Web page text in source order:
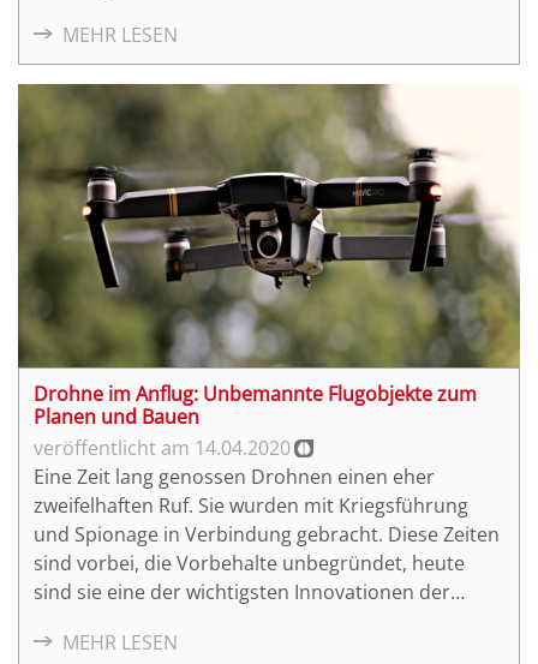
MEHR LESEN
Drohne im Anflug: Unbemannte Flugobjekte zum
Planen und Bauen
14.04.2020
Eine Zeit lang genossen Drohnen einen eher
zweifelhaften Ruf. Sie wurden mit Kriegsführung
und Spionage in Verbindung gebracht. Diese Zeiten
sind vorbei, die Vorbehalte unbegründet, heute
sind sie eine der wichtigsten Innovationen der
davon.MEHR LESEN